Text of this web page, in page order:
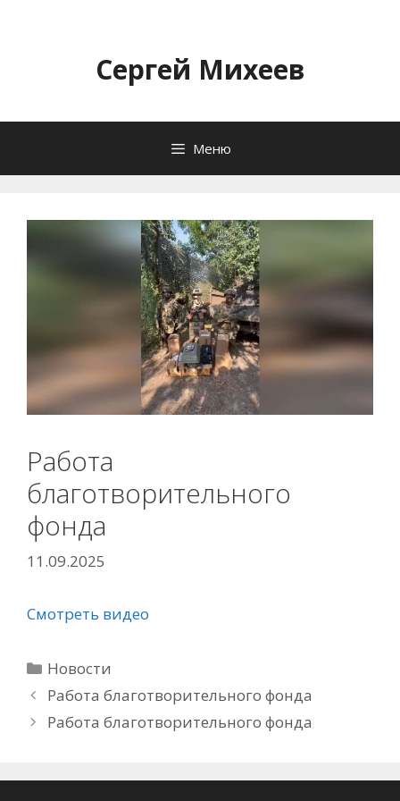
содержимомуСергей Михеев
Меню
Работа
благотворительного
фонда
11.09.2025
Смотреть видео
Рубрики
Новости
Работа благотворительного фонда
Работа благотворительного фонда